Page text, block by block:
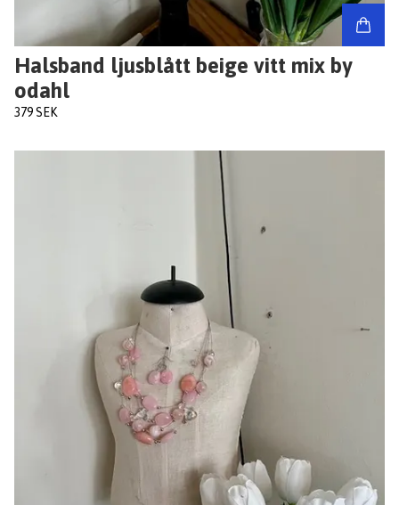
Halsband ljusblått beige vitt mix by
odahl
379 SEK